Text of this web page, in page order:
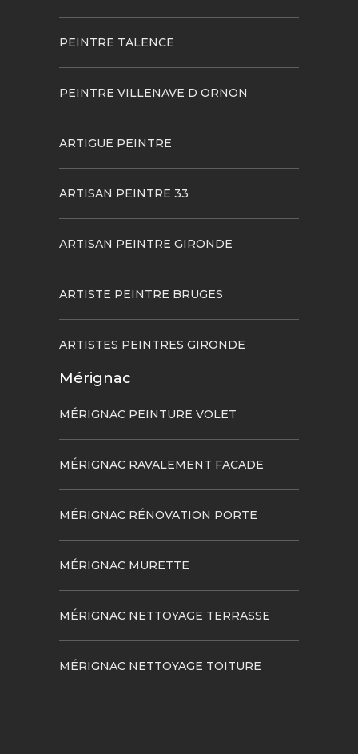
PEINTRE TALENCE
PEINTRE VILLENAVE D ORNON
ARTIGUE PEINTRE
ARTISAN PEINTRE 33
ARTISAN PEINTRE GIRONDE
ARTISTE PEINTRE BRUGES
ARTISTES PEINTRES GIRONDE
Mérignac
MÉRIGNAC PEINTURE VOLET
MÉRIGNAC RAVALEMENT FACADE
MÉRIGNAC RÉNOVATION PORTE
MÉRIGNAC MURETTE
MÉRIGNAC NETTOYAGE TERRASSE
MÉRIGNAC NETTOYAGE TOITURE